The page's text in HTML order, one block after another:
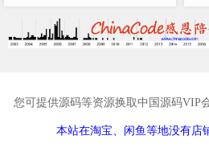
您可提供源码等资源换取中国源码VIP
本站在淘宝、闲鱼等地没有店